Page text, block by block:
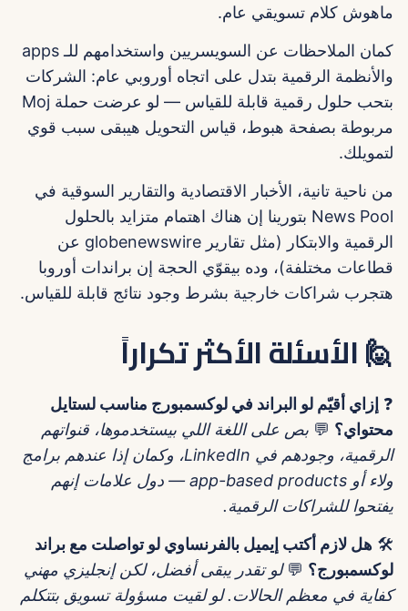
ماهوش كلام تسويقي عام.
كمان الملاحظات عن السويسريين واستخدامهم للـ apps
والأنظمة الرقمية بتدل على اتجاه أوروبي عام: الشركات
بتحب حلول رقمية قابلة للقياس — لو عرضت حملة Moj
مربوطة بصفحة هبوط، قياس التحويل هيبقى سبب قوي
لتمويلك.
من ناحية تانية، الأخبار الاقتصادية والتقارير السوقية في
News Pool بتورينا إن هناك اهتمام متزايد بالحلول
الرقمية والابتكار (مثل تقارير globenewswire عن
قطاعات مختلفة)، وده بيقوّي الحجة إن براندات أوروبا
هتجرب شراكات خارجية بشرط وجود نتائج قابلة للقياس.
🙋 الأسئلة الأكثر تكراراً
❓ إزاي أقيّم لو البراند في لوكسمبورج مناسب لستايل
محتواي؟ 💬 بص على اللغة اللي بيستخدموها، قنواتهم
الرقمية، وجودهم في LinkedIn، وكمان إذا عندهم برامج
ولاء أو app-based products — دول علامات إنهم
يفتحوا للشراكات الرقمية.
🛠️ هل لازم أكتب إيميل بالفرنساوي لو تواصلت مع براند
لوكسمبورج؟ 💬لو تقدر يبقى أفضل، لكن إنجليزي مهني
كفاية في معظم الحالات. لو لقيت مسؤولة تسويق بتتكلم